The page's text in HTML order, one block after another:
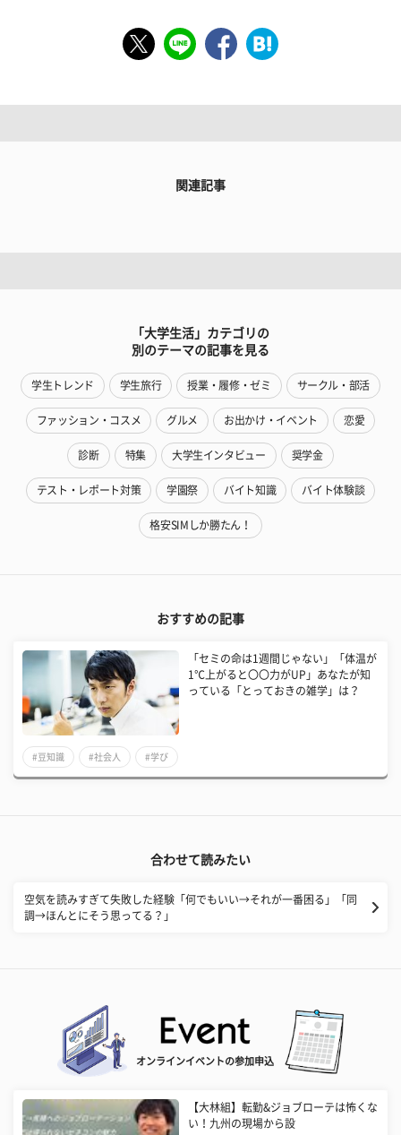
関連記事
「大学生活」カテゴリの
別のテーマの記事を見る
学生トレンド 学生旅行 授業・履修・ゼミ サークル・部活
ファッション・コスメ グルメ お出かけ・イベント 恋愛
診断 特集 大学生インタビュー 奨学金
テスト・レポート対策 学園祭 バイト知識 バイト体験談
格安SIMしか勝たん！
おすすめの記事
「セミの命は1週間じゃない」「体温が
1℃上がると〇〇力がUP」あなたが知
っている「とっておきの雑学」は？
#豆知識 #社会人 #学び
合わせて読みたい
空気を読みすぎて失敗した経験「何でもいい→それが一番困る」「同
調→ほんとにそう思ってる？」
オンラインイベントの参加申込
【大林組】転勤&ジョブローテは怖くな
い！九州の現場から設